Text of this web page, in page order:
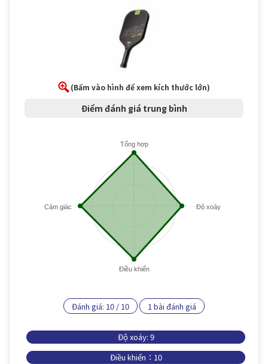
(Bấm vào hình để xem kích thước lớn)
Điểm đánh giá trung bình
Tổng hợp
Độ xoáy
Điều khiển
Cảm giác
Đánh giá: 10 / 10 1bài đánh giá
Độ xoáy: 9
Điều khiển：10